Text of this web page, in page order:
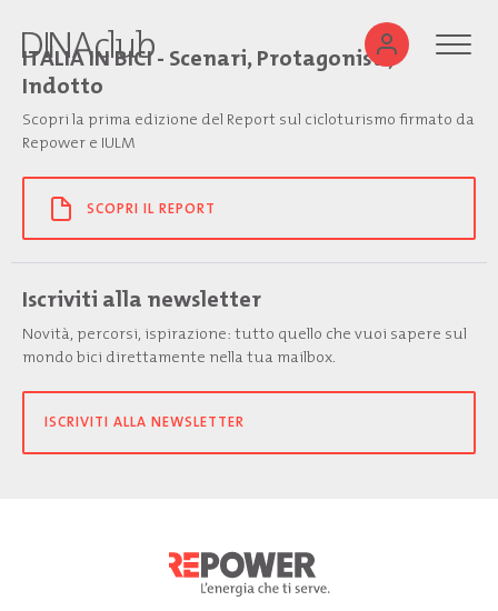
ITALIA IN BICI - Scenari, Protagonisti,
Indotto
Scopri la prima edizione del Report sul cicloturismo firmato da
Repower e IULM
SCOPRI IL REPORT
Iscriviti alla newsletter
Novità, percorsi, ispirazione: tutto quello che vuoi sapere sul
mondo bici direttamente nella tua mailbox.
ISCRIVITI ALLA NEWSLETTER